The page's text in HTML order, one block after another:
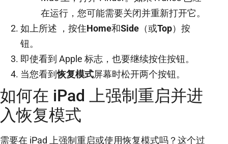
在运行，您可能需要关闭并重新打开它。
如上所述 ，按住Home和Side （或Top）按
钮。
即使看到 Apple 标志，也要继续按住按钮。
当您看到恢复模式屏幕时松开两个按钮。
如何在 iPad 上强制重启并进
入恢复模式
需要在 iPad 上强制重启或使用恢复模式吗？这个过